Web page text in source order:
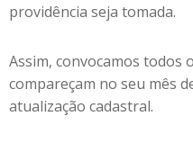
providência seja tomada.
Assim, convocamos todos
compareçam no seu mês
atualização cadastral.